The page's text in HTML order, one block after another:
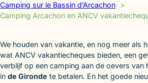
Camping sur le Bassin d’Arcachon
Camping Arcachon en ANCV
We houden van vakantie, en nog meer als
wat ANCV vakantiecheques bieden, een
verblijf op een camping aan de oevers van
in de Gironde te betalen. En het goede